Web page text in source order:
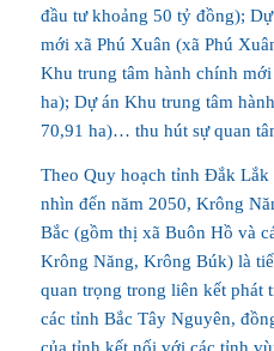
đầu tư khoảng 50 tỷ đồng);
mới xã Phú Xuân (xã Phú
Khu trung tâm hành chính
ha); Dự án Khu trung tâm
70,91 ha)… thu hút sự quan
Theo Quy hoạch tỉnh Đắk
nhìn đến năm 2050, Krông
Bắc (gồm thị xã Buôn Hồ và
Krông Năng, Krông Búk) là
quan trọng trong liên kết
các tỉnh Bắc Tây Nguyên,
của tỉnh kết nối với các tỉnh